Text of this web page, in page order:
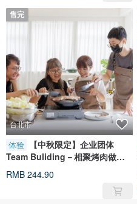
售完
台北市
体验
【中秋限定】企业团体
Team Buliding－相聚烤肉做月
饼
RMB 244.90